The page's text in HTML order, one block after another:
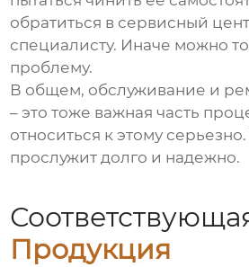
обратиться в сервисный
специалисту. Иначе можно
проблему.
В общем, обслуживание и
– это тоже важная часть
относиться к этому
прослужит долго и надежно.
Продукция